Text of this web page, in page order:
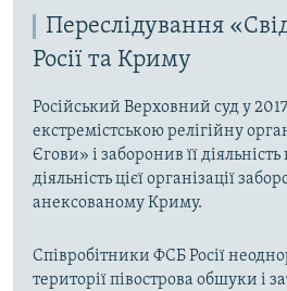
Переслідування
Росії та Криму
Російський Верховний суд у
екстремістською релігійну
Єгови» і заборонив її діяльність
діяльність цієї організації
анексованому Криму.
Співробітники ФСБ Росії
території півострова обшуки і